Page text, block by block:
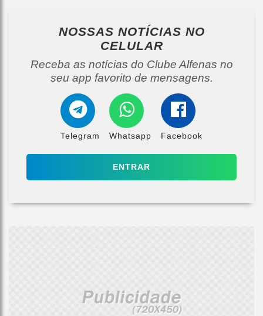
NOSSAS NOTÍCIAS NO
CELULAR
Receba as notícias do Clube Alfenas no
seu app favorito de mensagens.
Telegram Whatsapp Facebook
ENTRAR